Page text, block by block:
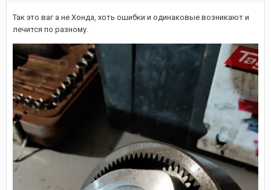
Так это ваг а не Хонда, хоть ошибки и одинаковые возникают и
лечится по разному.